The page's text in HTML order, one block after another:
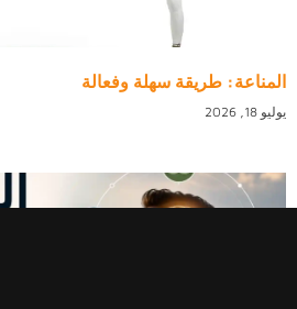
المناعة: طريقة سهلة وفعالة
يوليو 18, 2026